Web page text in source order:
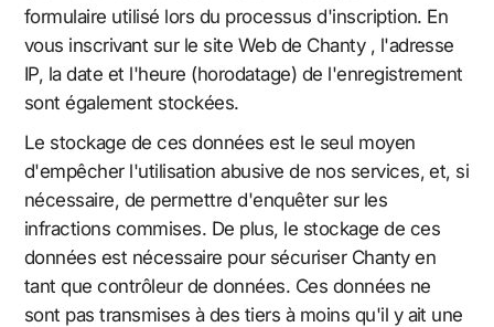
formulaire utilisé lors du processus d'inscription. En
vous inscrivant sur le site Web de Chanty , l'adresse
IP, la date et l'heure (horodatage) de l'enregistrement
sont également stockées.
Le stockage de ces données est le seul moyen
d'empêcher l'utilisation abusive de nos services, et, si
nécessaire, de permettre d'enquêter sur les
infractions commises. De plus, le stockage de ces
données est nécessaire pour sécuriser Chanty en
tant que contrôleur de données. Ces données ne
sont pas transmises à des tiers à moins qu'il y ait une